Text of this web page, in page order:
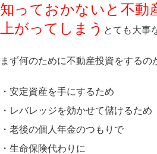
知っておかないと不動
上がってしまう とても大事
まず何のために不動産投資をするの
・安定資産を手にするため
・レバレッジを効かせて儲けるため
・老後の個人年金のつもりで
・生命保険代わりに